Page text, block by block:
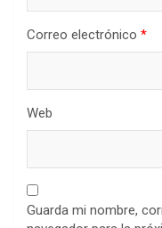
Correo electrónico *
Web
Guarda mi nombre,